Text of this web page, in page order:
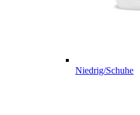
Niedrig/Schuhe